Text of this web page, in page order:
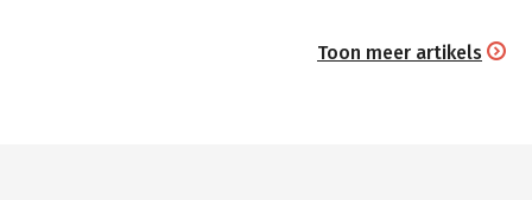
Toon meer artikels